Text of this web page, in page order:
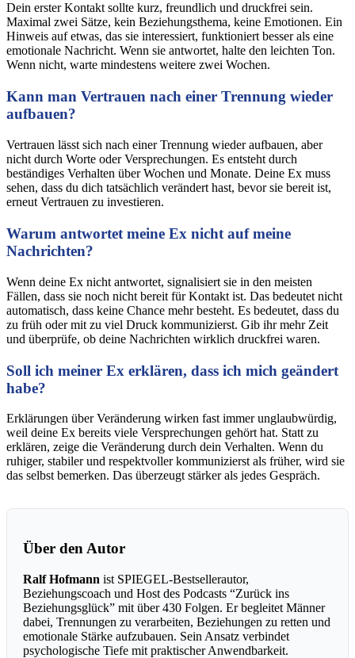
Dein erster Kontakt sollte kurz, freundlich und druckfrei sein.
Maximal zwei Sätze, kein Beziehungsthema, keine Emotionen. Ein
Hinweis auf etwas, das sie interessiert, funktioniert besser als eine
emotionale Nachricht. Wenn sie antwortet, halte den leichten Ton.
Wenn nicht, warte mindestens weitere zwei Wochen.
Kann man Vertrauen nach einer Trennung wieder
aufbauen?
Vertrauen lässt sich nach einer Trennung wieder aufbauen, aber
nicht durch Worte oder Versprechungen. Es entsteht durch
beständiges Verhalten über Wochen und Monate. Deine Ex muss
sehen, dass du dich tatsächlich verändert hast, bevor sie bereit ist,
erneut Vertrauen zu investieren.
Warum antwortet meine Ex nicht auf meine
Nachrichten?
Wenn deine Ex nicht antwortet, signalisiert sie in den meisten
Fällen, dass sie noch nicht bereit für Kontakt ist. Das bedeutet nicht
automatisch, dass keine Chance mehr besteht. Es bedeutet, dass du
zu früh oder mit zu viel Druck kommunizierst. Gib ihr mehr Zeit
und überprüfe, ob deine Nachrichten wirklich druckfrei waren.
Soll ich meiner Ex erklären, dass ich mich geändert
habe?
Erklärungen über Veränderung wirken fast immer unglaubwürdig,
weil deine Ex bereits viele Versprechungen gehört hat. Statt zu
erklären, zeige die Veränderung durch dein Verhalten. Wenn du
ruhiger, stabiler und respektvoller kommunizierst als früher, wird sie
das selbst bemerken. Das überzeugt stärker als jedes Gespräch.
Über den Autor
Ralf Hofmann ist SPIEGEL-Bestsellerautor,
Beziehungscoach und Host des Podcasts “Zurück ins
Beziehungsglück” mit über 430 Folgen. Er begleitet Männer
dabei, Trennungen zu verarbeiten, Beziehungen zu retten und
emotionale Stärke aufzubauen. Sein Ansatz verbindet
psychologische Tiefe mit praktischer Anwendbarkeit.